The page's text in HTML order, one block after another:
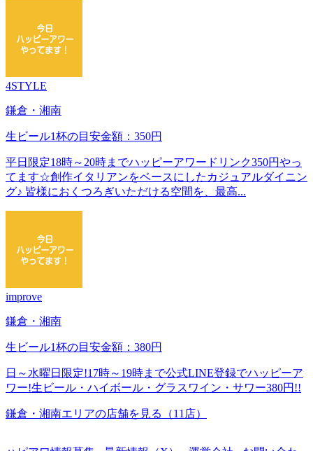
4STYLE
鎌倉・湘南
生ビール1杯の目安金額：350円
平日限定18時～20時までハッピーアワードリンク350円やっ
てます☆創作イタリアンをベースにしたカジュアルダイニン
グ♪ 皆様におくつろぎいただける空間を、最高...
improve
鎌倉・湘南
生ビール1杯の目安金額：380円
日～水曜日限定!17時～19時まで公式LINE登録でハッピーア
ワー!生ビール・ハイボール・グラスワイン・サワー380円!!
鎌倉・湘南エリアの店舗を見る（11店）